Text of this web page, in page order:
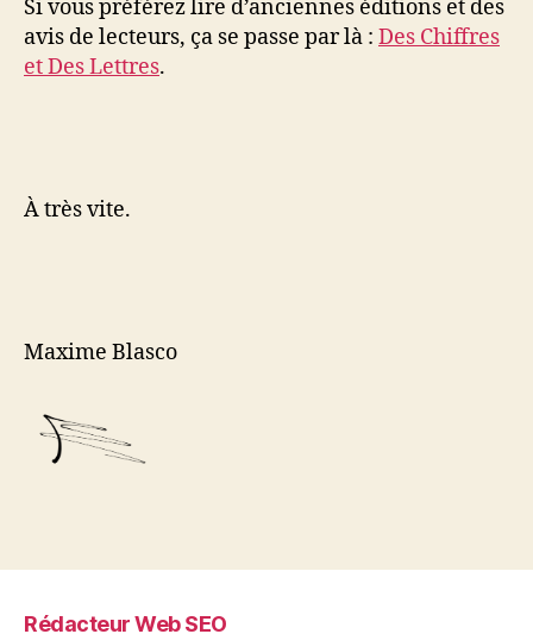
Si vous préférez lire d’anciennes éditions et des
avis de lecteurs, ça se passe par là : Des Chiffres
et Des Lettres.
À très vite.
Maxime Blasco
Rédacteur Web SEO